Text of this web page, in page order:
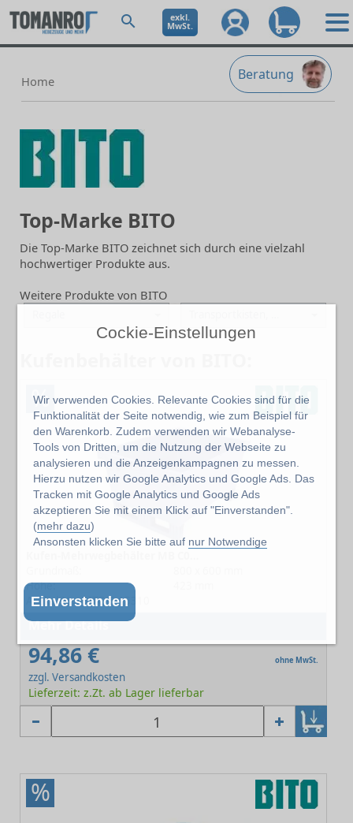
Cockie-Einstellungen
Wir verwenden Cookies. Relevante Cookies sind für die
Funktionalität der Seite notwendig, wie zum Beispiel für
den Warenkorb. Zudem verwenden wir Webanalyse-
Tools von Dritten, um die Nutzung der Webseite zu
analysieren und die Anzeigenkampagnen zu messen.
Hierzu nutzen wir Google Analytics und Google Ads. Das
Tracken mit Google Analytics und Google Ads
akzeptieren Sie mit einem Klick auf "Einverstanden".
(mehr dazu)
Ansonsten klicken Sie bitte auf nur Notwendige
Einverstanden
exkl.
MwSt.
Beratung
Home
Top-Marke BITO
Die Top-Marke BITO zeichnet sich durch eine vielzahl
hochwertiger Produkte aus.
Weitere Produkte von BITO
%
Höhe:
Artikel-Nr.: BITO-6-15310
Mehr Details
94,86 € ohne MwSt.
zzgl. Versandkosten
Lieferzeit: z.Zt. ab Lager lieferbar
%